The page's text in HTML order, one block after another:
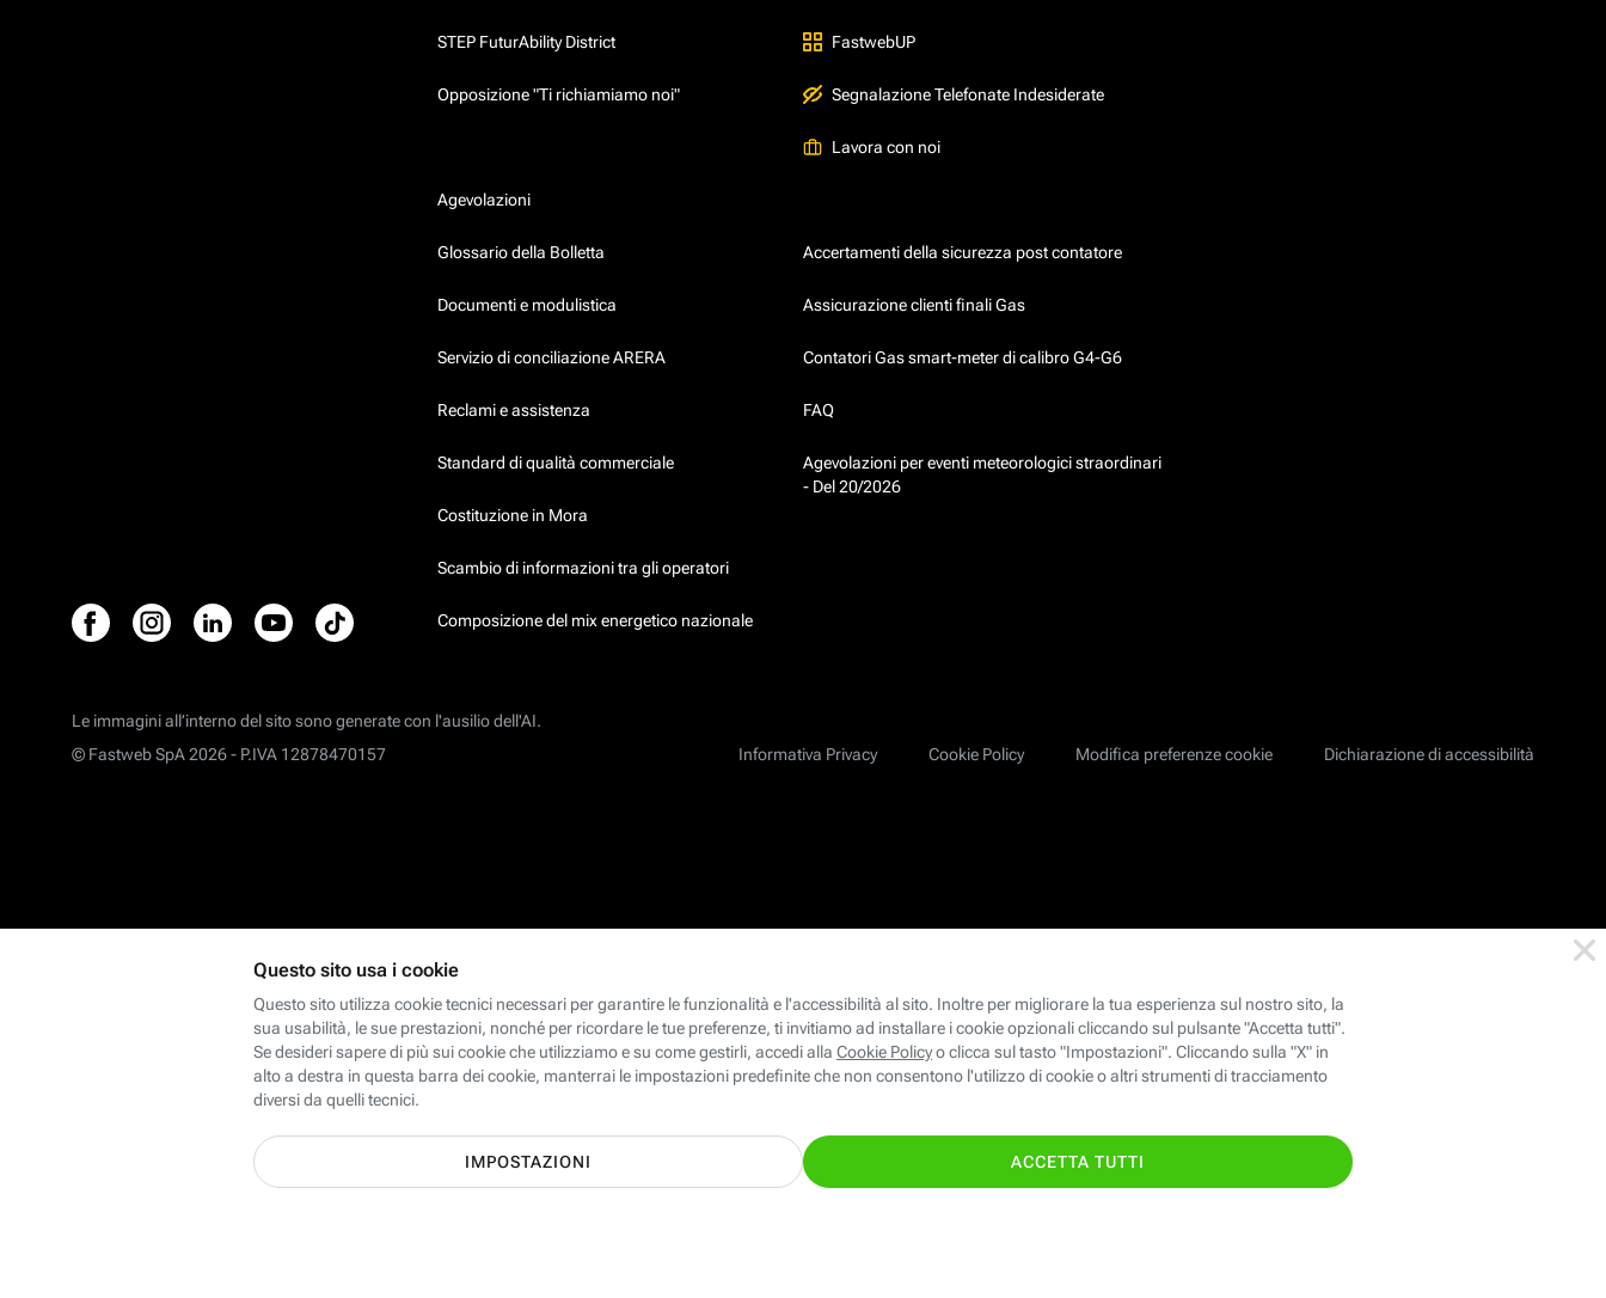
Scopri le offerte Internet, Mobile ed Energia giuste per te con il supporto dei nostri esperti!
STEP FuturAbility District
Opposizione "Ti richiamiamo noi"
Agevolazioni
Glossario della Bolletta
Documenti e modulistica
Servizio di conciliazione ARERA
Reclami e assistenza
Standard di qualità commerciale
Costituzione in Mora
Scambio di informazioni tra gli operatori
Composizione del mix energetico nazionale
FastwebUP
Segnalazione Telefonate Indesiderate
Lavora con noi
Accertamenti della sicurezza post contatore
Assicurazione clienti finali Gas
Contatori Gas smart-meter di calibro G4-G6
FAQ
Agevolazioni per eventi meteorologici straordinari
- Del 20/2026
Le immagini all’interno del sito sono generate con l'ausilio dell'AI.
Informativa Privacy
Cookie Policy Modifica preferenze cookie Dichiarazione di accessibilità
© Fastweb SpA 2026 - P.IVA 12878470157